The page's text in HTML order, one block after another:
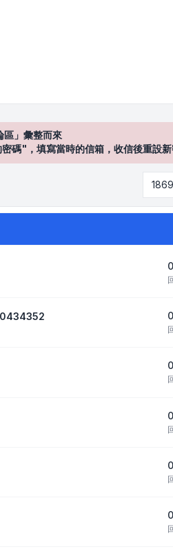
」彙整而來
"，填寫當時的信箱，收信後重設新
0
0
0
0
0
0